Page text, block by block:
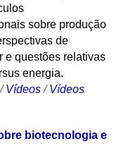
sobre produção
de
e questões relativas
energia.
/Vídeos /Vídeos
biotecnologia e